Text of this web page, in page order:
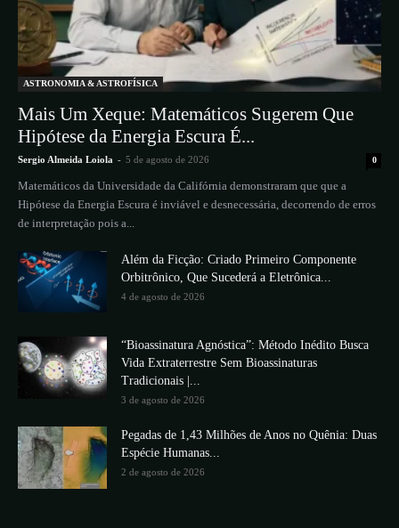
ASTRONOMIA & ASTROFÍSICA
Mais Um Xeque: Matemáticos Sugerem Que
Hipótese da Energia Escura É...
Sergio Almeida Loiola - 5 de agosto de 2026 0
Matemáticos da Universidade da Califórnia demonstraram que que a
Hipótese da Energia Escura é inviável e desnecessária, decorrendo de erros
de interpretação pois a...
Além da Ficção: Criado Primeiro Componente
Orbitrônico, Que Sucederá a Eletrônica...
4 de agosto de 2026
“Bioassinatura Agnóstica”: Método Inédito Busca
Vida Extraterrestre Sem Bioassinaturas
Tradicionais |...
3 de agosto de 2026
Pegadas de 1,43 Milhões de Anos no Quênia: Duas
Espécie Humanas...
2 de agosto de 2026